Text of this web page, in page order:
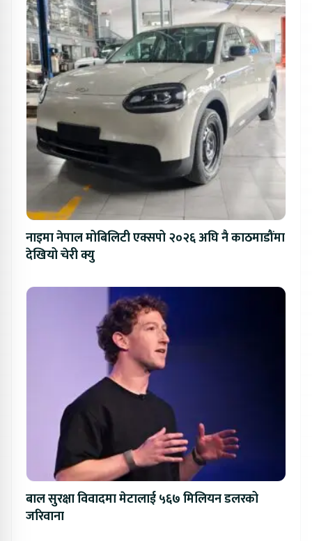
नाइमा नेपाल मोबिलिटी एक्सपो २०२६ अघि नै काठमाडौंमा
देखियो चेरी क्यु
बाल सुरक्षा विवादमा मेटालाई ५६७ मिलियन डलरको
जरिवाना